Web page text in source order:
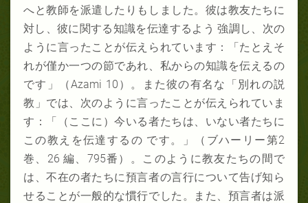
へと教師を派遣したりもしました。彼は教友たちに
対し、彼に関する知識を伝達するよう 強調し、次の
ように言ったことが伝えられています：「たとえそ
れが僅か一つの節であれ、私からの知識を伝えるの
です」（Azami 10）。また彼の有名な「別れの説
教」では、次のように言ったことが伝えられていま
す：「（ここに）今いる者たちは、いない者たちに
この教えを伝達するの です。」（ブハーリー第2
巻、26 編、795番）。このように教友たちの間で
は、不在の者たちに預言者の言行について告げ知ら
せることが一般的な慣行でした。また、預言者は派